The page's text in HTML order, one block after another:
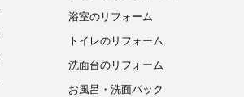
浴室のリフォーム
トイレのリフォーム
洗面台のリフォーム
お風呂・洗面パック